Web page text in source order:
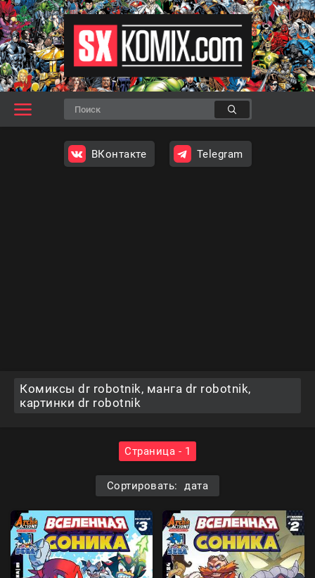
ВКонтакте Telegram
Комиксы dr robotnik, манга dr robotnik,
картинки dr robotnik
Страница - 1
Сортировать: дата